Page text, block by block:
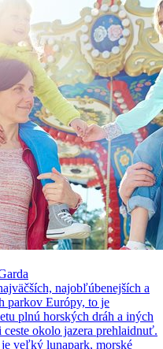
najobľúbenejších a
parkov Európy, to je
plnú horských dráh a iných
ceste okolo jazera prehlaidnuť.
veľký lunapark, morské